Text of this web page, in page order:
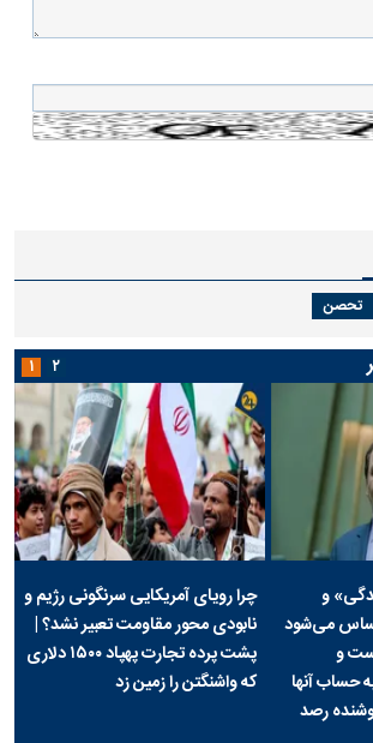
تحصن
و
می‌شود
و
حساب آنها
رصد
چرا رویای آمریکایی سرنگونی رژیم و
نابودی محور مقاومت تعبیر نشد؟ |
پشت پرده تجارت پهپاد‌ ۱۵۰۰ دلاری
که واشنگتن را زمین زد
۱ ۲